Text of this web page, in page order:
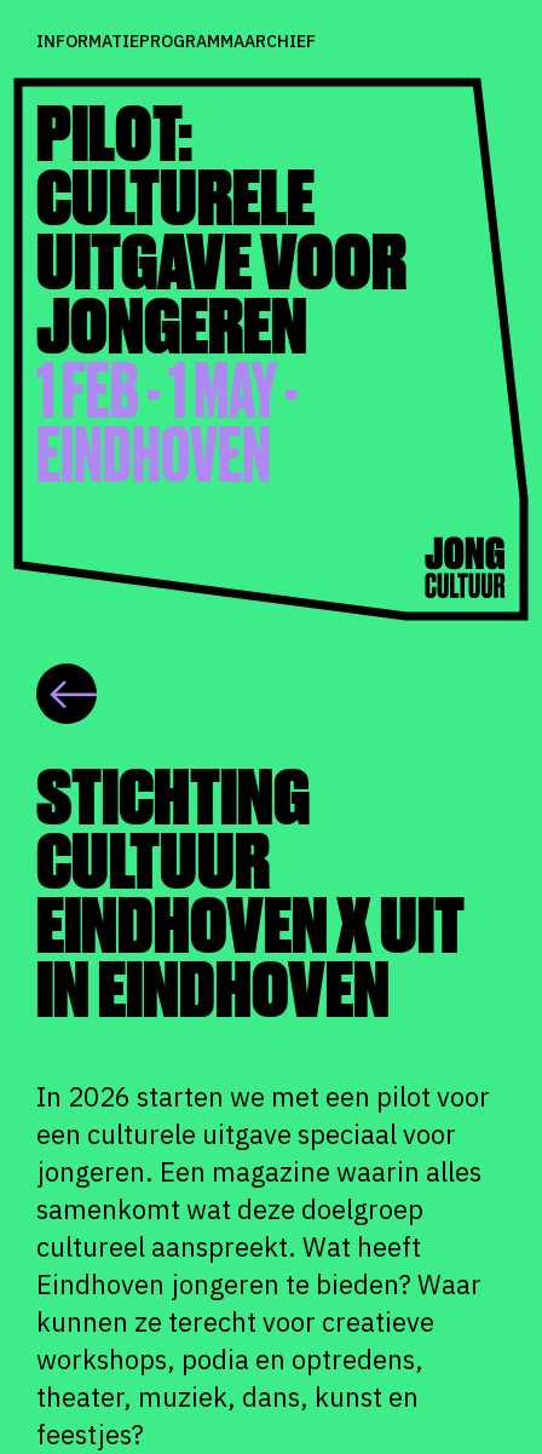
INFORMATIEPROGRAMMAARCHIEF
PILOT:
CULTURELE
UITGAVE VOOR
JONGEREN
1 FEB - 1 MAY -
EINDHOVEN
STICHTING
CULTUUR
EINDHOVEN X UIT
IN EINDHOVEN
In 2026 starten we met een pilot voor
een culturele uitgave speciaal voor
jongeren. Een magazine waarin alles
samenkomt wat deze doelgroep
cultureel aanspreekt. Wat heeft
Eindhoven jongeren te bieden? Waar
kunnen ze terecht voor creatieve
workshops, podia en optredens,
theater, muziek, dans, kunst en
feestjes?